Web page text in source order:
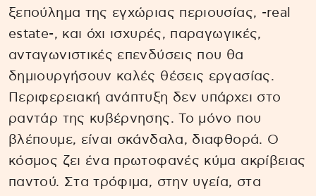
ξεπούλημα της εγχώριας περιουσίας, -real
estate-, και όχι ισχυρές, παραγωγικές,
ανταγωνιστικές επενδύσεις που θα
δημιουργήσουν καλές θέσεις εργασίας.
Περιφερειακή ανάπτυξη δεν υπάρχει στο
ραντάρ της κυβέρνησης. Το μόνο που
βλέπουμε, είναι σκάνδαλα, διαφθορά. Ο
κόσμος ζει ένα πρωτοφανές κύμα ακρίβειας
παντού. Στα τρόφιμα, στην υγεία, στα